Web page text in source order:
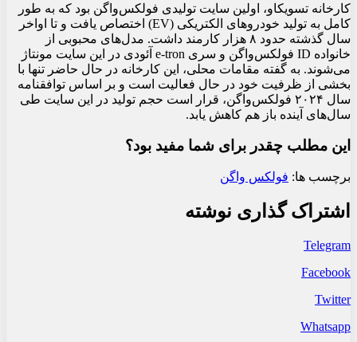
کارخانه تسویکاو، اولین سایت تولیدی فولکس‌واگن بود که به طور
کامل به تولید خودروهای الکتریکی (EV) اختصاص یافت و تا اواخر
سال گذشته حدود ۸ هزار کارمند داشت. مدل‌های محبوبی از
خانواده ID فولکس‌واگن و سری e-tron آئودی در این سایت مونتاژ
می‌شوند. به گفته مقامات محلی، این کارخانه در حال حاضر تنها با
بخشی از ظرفیت خود در حال فعالیت است و بر اساس توافقنامه
سال ۲۰۲۴ فولکس‌واگن، قرار است حجم تولید در این سایت طی
سال‌های آینده باز هم کاهش یابد.
این مطلب چقدر برای شما مفید بود؟
برچسب ها: فولکس واگن
اشتراک گذاری نوشته
Telegram
Facebook
Twitter
Whatsapp